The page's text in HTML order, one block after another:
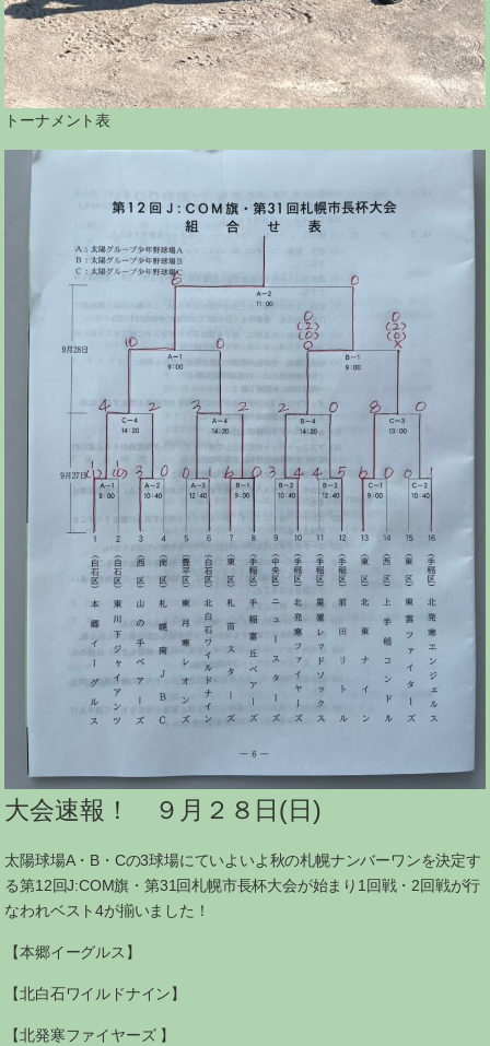
トーナメント表
大会速報！ ９月２８日(日)
太陽球場A・B・Cの3球場にていよいよ秋の札幌ナンバーワンを決定す
る第12回J:COM旗・第31回札幌市長杯大会が始まり1回戦・2回戦が行
なわれベスト4が揃いました！
【本郷イーグルス】
【北白石ワイルドナイン】
【北発寒ファイヤーズ 】